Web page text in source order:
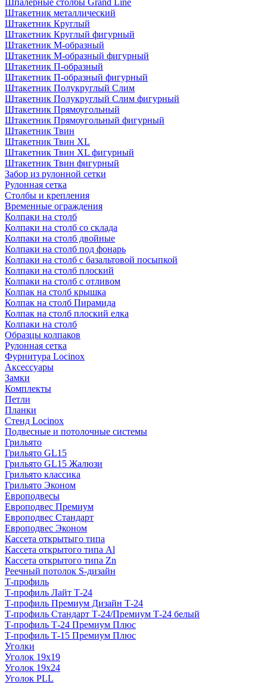
Шпалерные столбы Grand Line
Штакетник металлический
Штакетник Круглый
Штакетник Круглый фигурный
Штакетник М-образный
Штакетник М-образный фигурный
Штакетник П-образный
Штакетник П-образный фигурный
Штакетник Полукруглый Слим
Штакетник Полукруглый Слим фигурный
Штакетник Прямоугольный
Штакетник Прямоугольный фигурный
Штакетник Твин
Штакетник Твин XL
Штакетник Твин XL фигурный
Штакетник Твин фигурный
Забор из рулонной сетки
Рулонная сетка
Столбы и крепления
Временные ограждения
Колпаки на столб
Колпаки на столб со склада
Колпаки на столб двoйные
Колпаки на столб под фонарь
Колпаки на столб с базальтовой посыпкой
Колпаки на столб плоский
Колпаки на столб с отливом
Колпак на столб крышка
Колпак на столб Пирамида
Колпак на столб плоский елка
Колпаки на столб
Образцы колпаков
Рулонная сетка
Фурнитура Locinox
Аксессуары
Замки
Комплекты
Петли
Планки
Стенд Locinox
Подвесные и потолочные системы
Грильято
Грильято GL15
Грильято GL15 Жалюзи
Грильято классика
Грильято Эконом
Европодвесы
Европодвес Премиум
Европодвес Стандарт
Европодвес Эконом
Кассета открытыго типа
Кассета открытого типа Al
Кассета открытого типа Zn
Реечный потолок S-дизайн
Т-профиль
Т-профиль Лайт Т-24
Т-профиль Премиум Дизайн Т-24
Т-профиль Стандарт Т-24/Премиум Т-24 белый
Т-профиль Т-24 Премиум Плюс
Т-профиль Т-15 Премиум Плюс
Уголки
Уголок 19х19
Уголок 19х24
Уголок PLL